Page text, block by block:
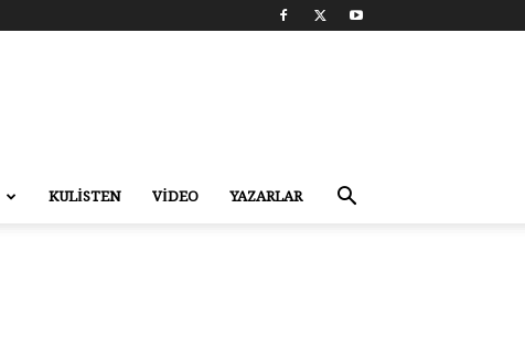
KULİSTEN VİDEO YAZARLAR